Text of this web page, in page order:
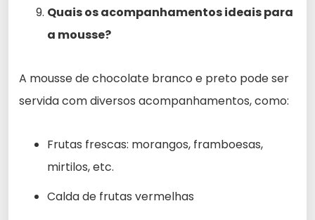
Quais os acompanhamentos ideais para
a mousse?
A mousse de chocolate branco e preto pode ser
servida com diversos acompanhamentos, como:
Frutas frescas: morangos, framboesas,
mirtilos, etc.
Calda de frutas vermelhas